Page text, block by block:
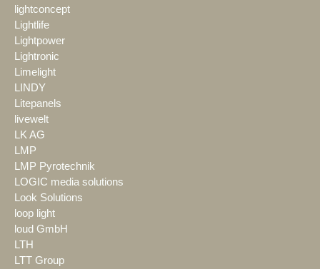
lightconcept
Lightlife
Lightpower
Lightronic
Limelight
LINDY
Litepanels
livewelt
LK AG
LMP
LMP Pyrotechnik
LOGIC media solutions
Look Solutions
loop light
loud GmbH
LTH
LTT Group